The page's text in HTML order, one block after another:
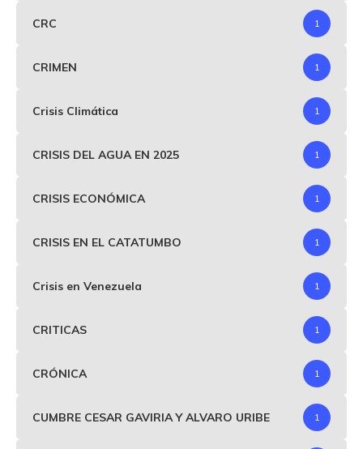
CRC 1
CRIMEN 1
Crisis Climática 1
CRISIS DEL AGUA EN 2025 1
CRISIS ECONÓMICA 1
CRISIS EN EL CATATUMBO 1
Crisis en Venezuela 1
CRITICAS 1
CRÓNICA 1
CUMBRE CESAR GAVIRIA Y ALVARO URIBE 1